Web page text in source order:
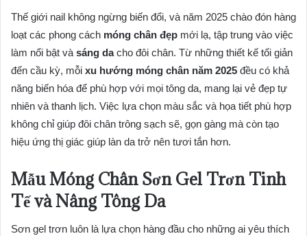
Thế giới nail không ngừng biến đổi, và năm 2025 chào đón hàng
loạt các phong cách móng chân đẹp mới lạ, tập trung vào việc
làm nổi bật và sáng dacho đôi chân. Từ những thiết kế tối giản
đến cầu kỳ, mỗi xu hướng móng chân năm 2025 đều có khả
năng biến hóa để phù hợp với mọi tông da, mang lại vẻ đẹp tự
nhiên và thanh lịch. Việc lựa chọn màu sắc và họa tiết phù hợp
không chỉ giúp đôi chân trông sạch sẽ, gọn gàng mà còn tạo
hiệu ứng thị giác giúp làn da trở nên tươi tắn hơn.
Mẫu Móng Chân Sơn Gel Trơn Tinh
Tế và Nâng Tông Da
Sơn gel trơn luôn là lựa chọn hàng đầu cho những ai yêu thích